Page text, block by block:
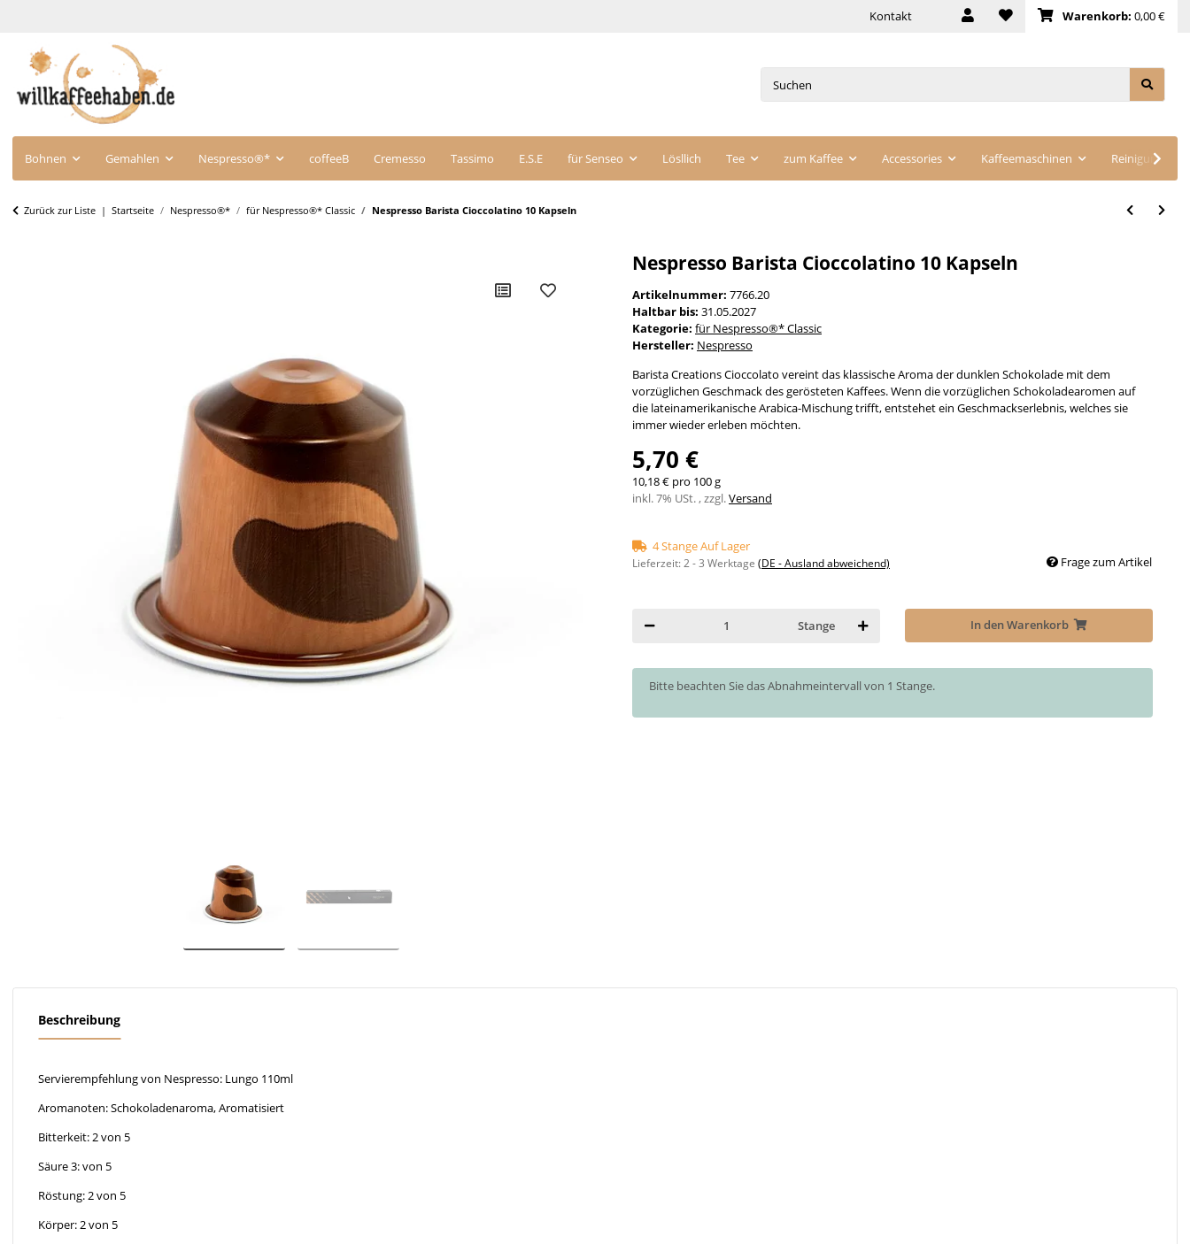
Kontakt Warenkorb: 0,00 €
Bohnen Gemahlen Nespresso®* coffeeB Cremesso Tassimo E.S.E für Senseo Lösllich Tee zum Kaffee Accessories Kaffeemaschinen Reinigung
Zurück zur Liste Startseite Nespresso®* für Nespresso®* Classic Nespresso Barista Cioccolatino 10 Kapseln
Nespresso Barista Cioccolatino 10 Kapseln
Artikelnummer: 7766.20
Haltbar bis: 31.05.2027
Kategorie: für Nespresso®* Classic
Hersteller: Nespresso
Barista Creations Cioccolato vereint das klassische Aroma der dunklen Schokolade mit dem
vorzüglichen Geschmack des gerösteten Kaffees. Wenn die vorzüglichen Schokoladearomen auf
die lateinamerikanische Arabica-Mischung trifft, entstehet ein Geschmackserlebnis, welches sie
immer wieder erleben möchten.
5,70 €
10,18 € pro 100 g
inkl. 7% USt. , zzgl.Versand
4 Stange Auf Lager
Lieferzeit:2 - 3 Werktage (DE - Ausland abweichend) Frage zum Artikel
Stange In den Warenkorb
x
Bitte beachten Sie das Abnahmeintervall von 1 Stange.
Beschreibung
Servierempfehlung von Nespresso: Lungo 110ml
Aromanoten: Schokoladenaroma, Aromatisiert
Bitterkeit: 2 von 5
Säure 3: von 5
Röstung: 2 von 5
Körper: 2 von 5